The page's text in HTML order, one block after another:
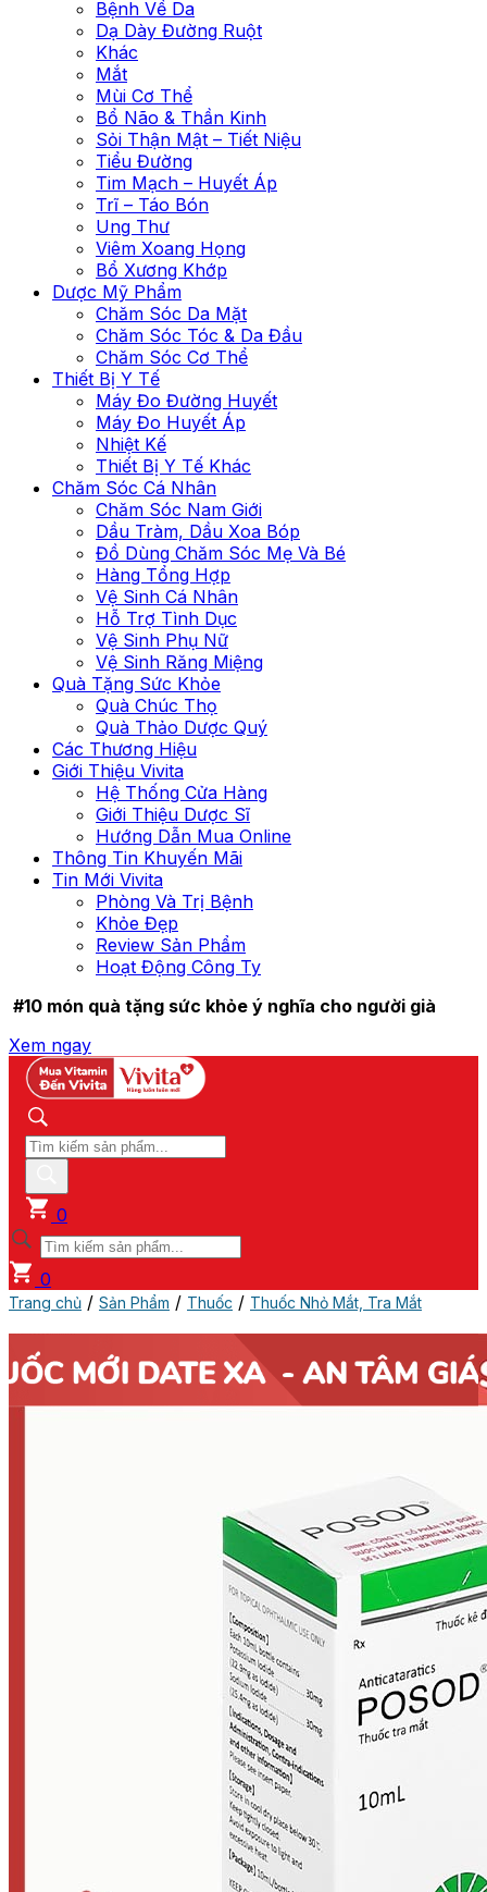
Bệnh Về Da
Dạ Dày Đường Ruột
Khác
Mắt
Mùi Cơ Thể
Bổ Não & Thần Kinh
Sỏi Thận Mật – Tiết Niệu
Tiểu Đường
Tim Mạch – Huyết Áp
Trĩ – Táo Bón
Ung Thư
Viêm Xoang Họng
Bổ Xương Khớp
Dược Mỹ Phẩm
Chăm Sóc Da Mặt
Chăm Sóc Tóc & Da Đầu
Chăm Sóc Cơ Thể
Thiết Bị Y Tế
Máy Đo Đường Huyết
Máy Đo Huyết Áp
Nhiệt Kế
Thiết Bị Y Tế Khác
Chăm Sóc Cá Nhân
Chăm Sóc Nam Giới
Dầu Tràm, Dầu Xoa Bóp
Đồ Dùng Chăm Sóc Mẹ Và Bé
Hàng Tổng Hợp
Vệ Sinh Cá Nhân
Hỗ Trợ Tình Dục
Vệ Sinh Phụ Nữ
Vệ Sinh Răng Miệng
Quà Tặng Sức Khỏe
Quà Chúc Thọ
Quà Thảo Dược Quý
Các Thương Hiệu
Giới Thiệu Vivita
Hệ Thống Cửa Hàng
Giới Thiệu Dược Sĩ
Hướng Dẫn Mua Online
Thông Tin Khuyến Mãi
Tin Mới Vivita
Phòng Và Trị Bệnh
Khỏe Đẹp
Review Sản Phẩm
Hoạt Động Công Ty
#10 món quà tặng sức khỏe ý nghĩa cho người già
Xem ngay
0
0
Trang chủ / Sản Phẩm / Thuốc / Thuốc Nhỏ Mắt, Tra Mắt